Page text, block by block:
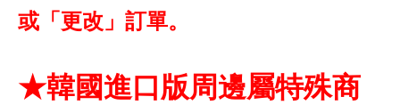
或「更改」訂單。
★韓國進口版周邊屬特殊商